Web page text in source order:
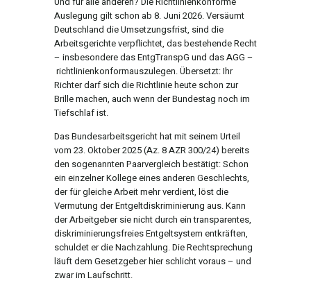
Auslegung gilt schon ab 8. Juni 2026. Versäumt
Deutschland die Umsetzungsfrist, sind die
Arbeitsgerichte verpflichtet, das bestehende Recht
– insbesondere das EntgTranspG und das AGG –
richtlinienkonformauszulegen. Übersetzt: Ihr
Richter darf sich die Richtlinie heute schon zur
Brille machen, auch wenn der Bundestag noch im
Tiefschlaf ist.
Das Bundesarbeitsgericht hat mit seinem Urteil
vom 23. Oktober 2025 (Az. 8 AZR 300/24) bereits
den sogenannten Paarvergleich bestätigt: Schon
ein einzelner Kollege eines anderen Geschlechts,
der für gleiche Arbeit mehr verdient, löst die
Vermutung der Entgeltdiskriminierung aus. Kann
der Arbeitgeber sie nicht durch ein transparentes,
diskriminierungsfreies Entgeltsystem entkräften,
schuldet er die Nachzahlung. Die Rechtsprechung
läuft dem Gesetzgeber hier schlicht voraus – und
zwar im Laufschritt.